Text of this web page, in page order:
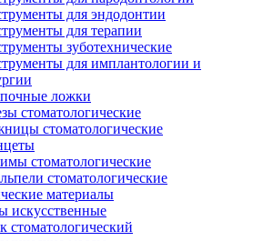
для эндодонтии
для терапии
зуботехнические
для имплантологии и
ложки
стоматологические
стоматологические
стоматологические
стоматологические
материалы
искусственные
стоматологический